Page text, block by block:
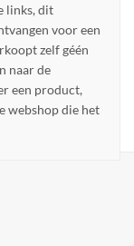
links, dit
voor een
zelf géén
naar de
een product,
webshop die het